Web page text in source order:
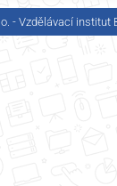
- Vzdělávací institut